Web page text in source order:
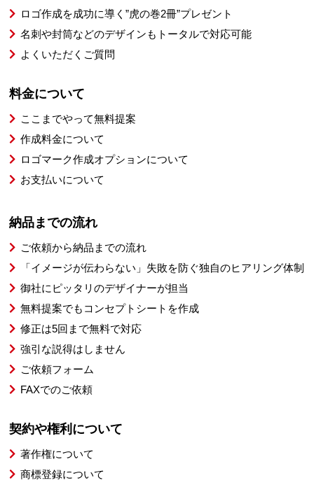
ロゴ作成を成功に導く”虎の巻2冊”プレゼント
名刺や封筒などのデザインもトータルで対応可能
よくいただくご質問
料金について
ここまでやって無料提案
作成料金について
ロゴマーク作成オプションについて
お支払いについて
納品までの流れ
ご依頼から納品までの流れ
「イメージが伝わらない」失敗を防ぐ独自のヒアリング体制
御社にピッタリのデザイナーが担当
無料提案でもコンセプトシートを作成
修正は5回まで無料で対応
強引な説得はしません
ご依頼フォーム
FAXでのご依頼
契約や権利について
著作権について
商標登録について